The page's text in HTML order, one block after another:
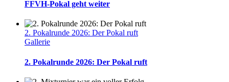
FFVH-Pokal geht weiter
2. Pokalrunde 2026: Der Pokal ruft
Gallerie
2. Pokalrunde 2026: Der Pokal ruft